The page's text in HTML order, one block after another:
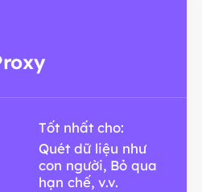
Tốt nhất cho:
Quét dữ liệu như
con người, Bỏ qua
hạn chế, v.v.